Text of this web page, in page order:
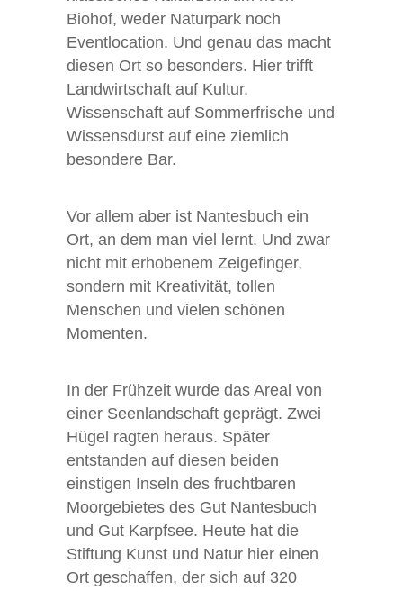
Biohof, weder Naturpark noch
Eventlocation. Und genau das macht
diesen Ort so besonders. Hier trifft
Landwirtschaft auf Kultur,
Wissenschaft auf Sommerfrische und
Wissensdurst auf eine ziemlich
besondere Bar.
Vor allem aber ist Nantesbuch ein
Ort, an dem man viel lernt. Und zwar
nicht mit erhobenem Zeigefinger,
sondern mit Kreativität, tollen
Menschen und vielen schönen
Momenten.
In der Frühzeit wurde das Areal von
einer Seenlandschaft geprägt. Zwei
Hügel ragten heraus. Später
entstanden auf diesen beiden
einstigen Inseln des fruchtbaren
Moorgebietes des Gut Nantesbuch
und Gut Karpfsee. Heute hat die
Stiftung Kunst und Natur hier einen
Ort geschaffen, der sich auf 320